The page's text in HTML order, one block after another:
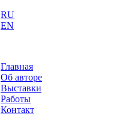
RU
EN
Главная
Об авторе
Выставки
Работы
Контакт